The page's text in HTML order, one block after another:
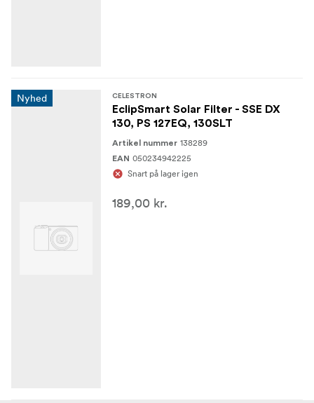
Nyhed CELESTRON
EclipSmart Solar Filter - SSE DX
130, PS 127EQ, 130SLT
Artikel nummer 138289
EAN 050234942225
Snart på lager igen
189,00 kr.